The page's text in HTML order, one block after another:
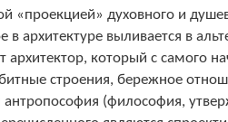
«проекцией» духовного и
архитектуре выливается в
который с самого
строения, бережное
(философия,